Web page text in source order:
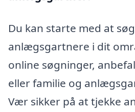
Du kan starte med at
anlægsgartnere i dit
online søgninger,
eller familie og
Vær sikker på at tjekke